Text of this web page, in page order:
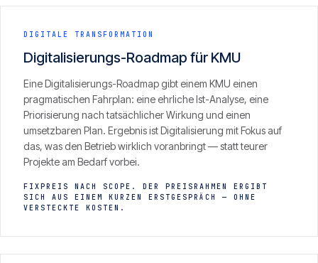
DIGITALE TRANSFORMATION
Digitalisierungs-Roadmap für KMU
Eine Digitalisierungs-Roadmap gibt einem KMU einen
pragmatischen Fahrplan: eine ehrliche Ist-Analyse, eine
Priorisierung nach tatsächlicher Wirkung und einen
umsetzbaren Plan. Ergebnis ist Digitalisierung mit Fokus auf
das, was den Betrieb wirklich voranbringt — statt teurer
Projekte am Bedarf vorbei.
FIXPREIS NACH SCOPE. DER PREISRAHMEN ERGIBT
SICH AUS EINEM KURZEN ERSTGESPRÄCH — OHNE
VERSTECKTE KOSTEN.